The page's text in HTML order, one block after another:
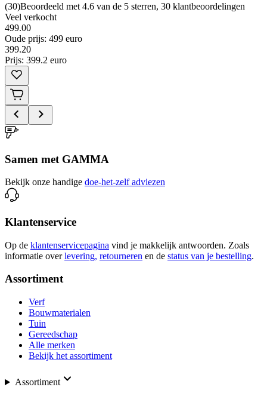
(30)Beoordeeld met 4.6 van de 5 sterren, 30 klantbeoordelingen
Veel verkocht
499.00
Oude prijs: 499 euro
399.20
Prijs: 399.2 euro
Samen met GAMMA
Bekijk onze handige doe-het-zelf adviezen
Klantenservice
Op de klantenservicepagina vind je makkelijk antwoorden. Zoals
informatie over levering, retourneren en de status van je bestelling.
Assortiment
Verf
Bouwmaterialen
Tuin
Gereedschap
Alle merken
Bekijk het assortiment
Assortiment